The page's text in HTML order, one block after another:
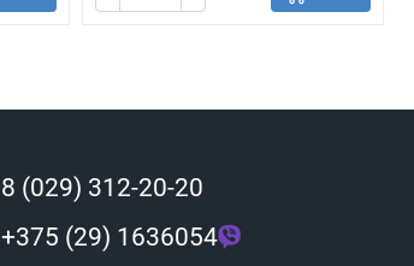
8 (029) 312-20-20
+375 (29) 1636054